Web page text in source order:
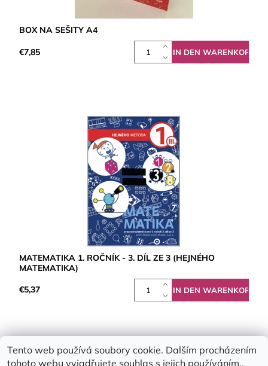
BOX NA SEŠITY A4
€7,85
MATEMATIKA 1. ROČNÍK - 3. DÍL ZE 3 (HEJNÉHO
MATEMATIKA)
€5,37
Tento web používá soubory cookie. Dalším procházením
tohoto webu vyjadřujete souhlas s jejich používáním..